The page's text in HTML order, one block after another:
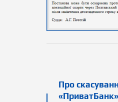
Про
«ПриватБанк»